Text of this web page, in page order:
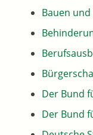
Bauen
Der Bund
Der Bund